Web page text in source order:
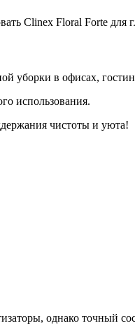
Clinex Floral Forte для
уборки в офисах,
использования.
чистоты и уюта!
однако точный